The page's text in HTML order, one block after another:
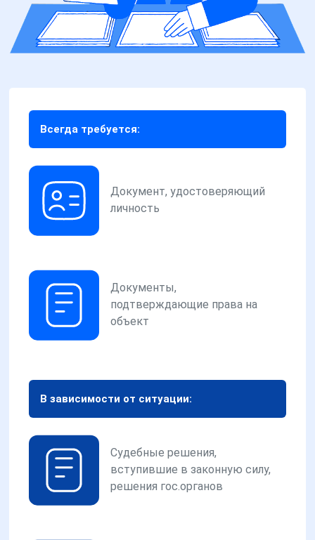
Всегда требуется:
Документ, удостоверяющий
личность
Документы,
подтверждающие права на
объект
В зависимости от ситуации:
Судебные решения,
вступившие в законную силу,
решения гос.органов